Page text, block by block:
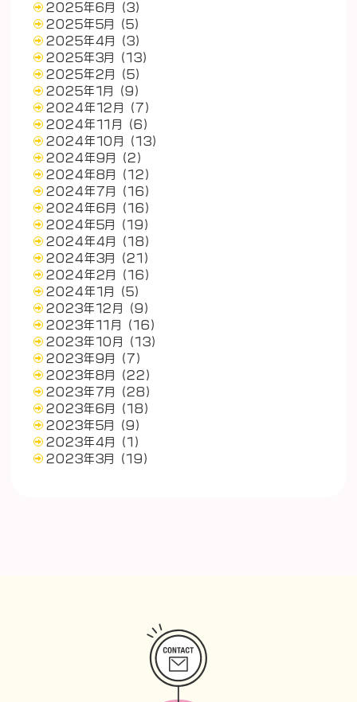
2025年6月
(3)
2025年5月
(5)
2025年4月
(3)
2025年3月
(13)
2025年2月
(5)
2025年1月
(9)
2024年12月
(7)
2024年11月
(6)
2024年10月
(13)
2024年9月
(2)
2024年8月
(12)
2024年7月
(16)
2024年6月
(16)
2024年5月
(19)
2024年4月
(18)
2024年3月
(21)
2024年2月
(16)
2024年1月
(5)
2023年12月
(9)
2023年11月
(16)
2023年10月
(13)
2023年9月
(7)
2023年8月
(22)
2023年7月
(28)
2023年6月
(18)
2023年5月
(9)
2023年4月
(1)
2023年3月
(19)